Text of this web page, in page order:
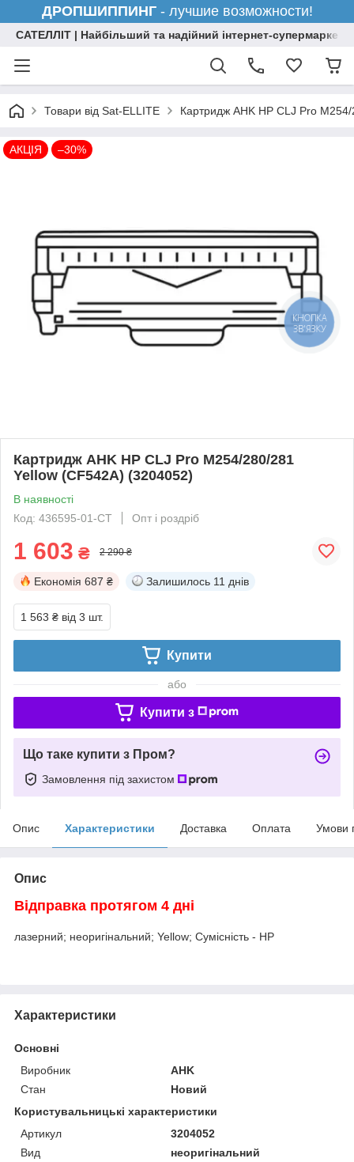
ДРОПШИППИНГ- лучшие возможности!
САТЕЛЛІТ | Найбільший та надійний інтернет-супермаркет
Товари від Sat-ELLITE Картридж AHK HP CLJ Pro
АКЦІЯ –30%
Картридж AHK HP CLJ Pro M254/280/281
Yellow (CF542A) (3204052)
В наявності
Код: 436595-01-СТ
Опт і роздріб
1 603 ₴ 2 290 ₴
Економія 687 ₴ Залишилось 11 днів
1 563 ₴ від 3 шт.
Купити
або
Купити з
Що таке купити з Пром?
Замовлення під захистом
Опис Характеристики Доставка Оплата Умови
Опис
Відправка протягом 4 дні
лазерний; неоригінальний; Yellow; Сумісність - HP
Характеристики
Основні
Виробник
AHK
Стан
Новий
Користувальницькі характеристики
Артикул
3204052
Вид
неоригінальний
КНОПКА
ЗВ'ЯЗКУ